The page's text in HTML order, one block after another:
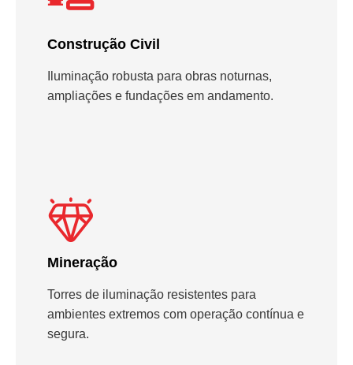
Construção Civil
Iluminação robusta para obras noturnas,
ampliações e fundações em andamento.
Mineração
Torres de iluminação resistentes para
ambientes extremos com operação contínua e
segura.